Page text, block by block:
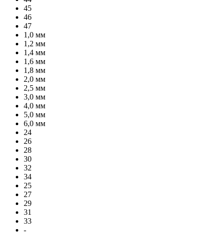
45
46
47
1,0 мм
1,2 мм
1,4 мм
1,6 мм
1,8 мм
2,0 мм
2,5 мм
3,0 мм
4,0 мм
5,0 мм
6,0 мм
24
26
28
30
32
34
25
27
29
31
33
-